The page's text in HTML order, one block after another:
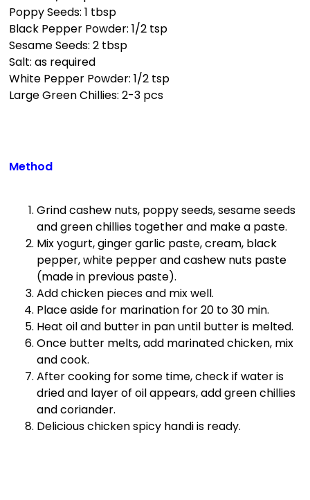
Poppy Seeds: 1 tbsp
Black Pepper Powder: 1/2 tsp
Sesame Seeds: 2 tbsp
Salt: as required
White Pepper Powder: 1/2 tsp
Large Green Chillies: 2-3 pcs
Method
Grind cashew nuts, poppy seeds, sesame seeds
and green chillies together and make a paste.
Mix yogurt, ginger garlic paste, cream, black
pepper, white pepper and cashew nuts paste
(made in previous paste).
Add chicken pieces and mix well.
Place aside for marination for 20 to 30 min.
Heat oil and butter in pan until butter is melted.
Once butter melts, add marinated chicken, mix
and cook.
After cooking for some time, check if water is
dried and layer of oil appears, add green chillies
and coriander.
Delicious chicken spicy handi is ready.